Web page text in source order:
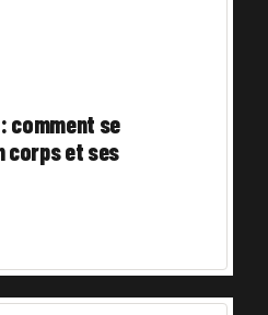
comment se
corps et ses